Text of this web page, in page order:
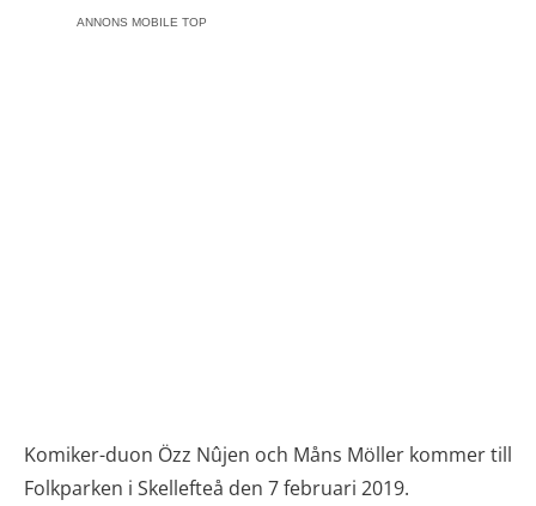
ANNONS MOBILE TOP
Komiker-duon Özz Nûjen och Måns Möller kommer till
Folkparken i Skellefteå den 7 februari 2019.